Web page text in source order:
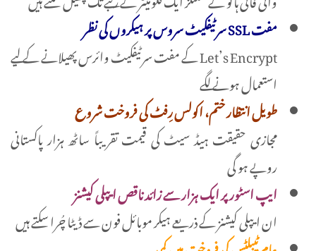
مفت SSL سرٹیفکیٹ سروس پر ہیکروں کی نظر
Let’s Encrypt کے مفت سرٹیفکیٹ وائرس پھیلانے کے لیے
استعمال ہونے لگے
طویل انتظار ختم، اکولس رِفٹ کی فروخت شروع
مجازی حقیقت ہیڈ سیٹ کی قیمت تقریباً ساٹھ ہزار پاکستانی
روپے ہو گی
ایپ اسٹور پر ایک ہزار سے زائد ناقص ایپلی کیشنز
ان ایپلی کیشنز کے ذریعے ہیکر موبائل فون سے ڈیٹا چُرا سکتے ہیں